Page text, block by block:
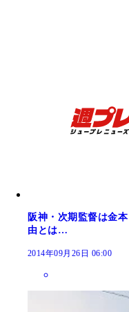
阪神・次期監督は金
由とは…
2014年09月26日 06:00